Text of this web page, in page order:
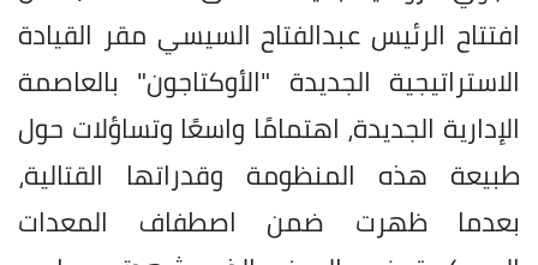
افتتاح الرئيس عبدالفتاح السيسي مقر القيادة
الاستراتيجية الجديدة "الأوكتاجون" بالعاصمة
الإدارية الجديدة، اهتمامًا واسعًا وتساؤلات حول
طبيعة هذه المنظومة وقدراتها القتالية،
بعدما ظهرت ضمن اصطفاف المعدات